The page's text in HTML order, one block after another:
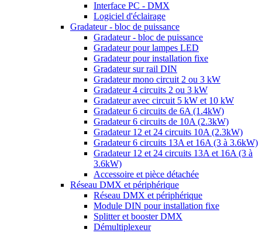
Interface PC - DMX
Logiciel d'éclairage
Gradateur - bloc de puissance
Gradateur - bloc de puissance
Gradateur pour lampes LED
Gradateur pour installation fixe
Gradateur sur rail DIN
Gradateur mono circuit 2 ou 3 kW
Gradateur 4 circuits 2 ou 3 kW
Gradateur avec circuit 5 kW et 10 kW
Gradateur 6 circuits de 6A (1.4kW)
Gradateur 6 circuits de 10A (2.3kW)
Gradateur 12 et 24 circuits 10A (2.3kW)
Gradateur 6 circuits 13A et 16A (3 à 3.6kW)
Gradateur 12 et 24 circuits 13A et 16A (3 à
3.6kW)
Accessoire et pièce détachée
Réseau DMX et périphérique
Réseau DMX et périphérique
Module DIN pour installation fixe
Splitter et booster DMX
Démultiplexeur